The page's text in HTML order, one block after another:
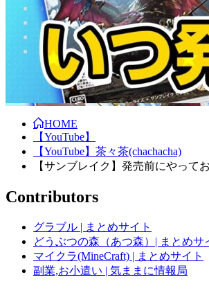
HOME
【YouTube】
【YouTube】茶々茶(chachacha)
【サンブレイク】発売前にやって
Contributors
グラブル | まとめサイト
どうぶつの森（あつ森）| まとめサ
マイクラ(MineCraft) | まとめサイト
副業,お小遣い | 気ままに情報局